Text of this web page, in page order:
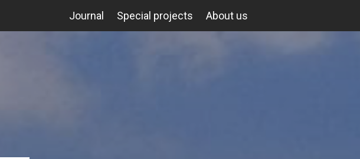
Journal Special projects About us